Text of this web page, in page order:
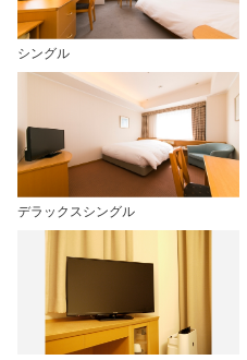
シングル
デラックスシングル